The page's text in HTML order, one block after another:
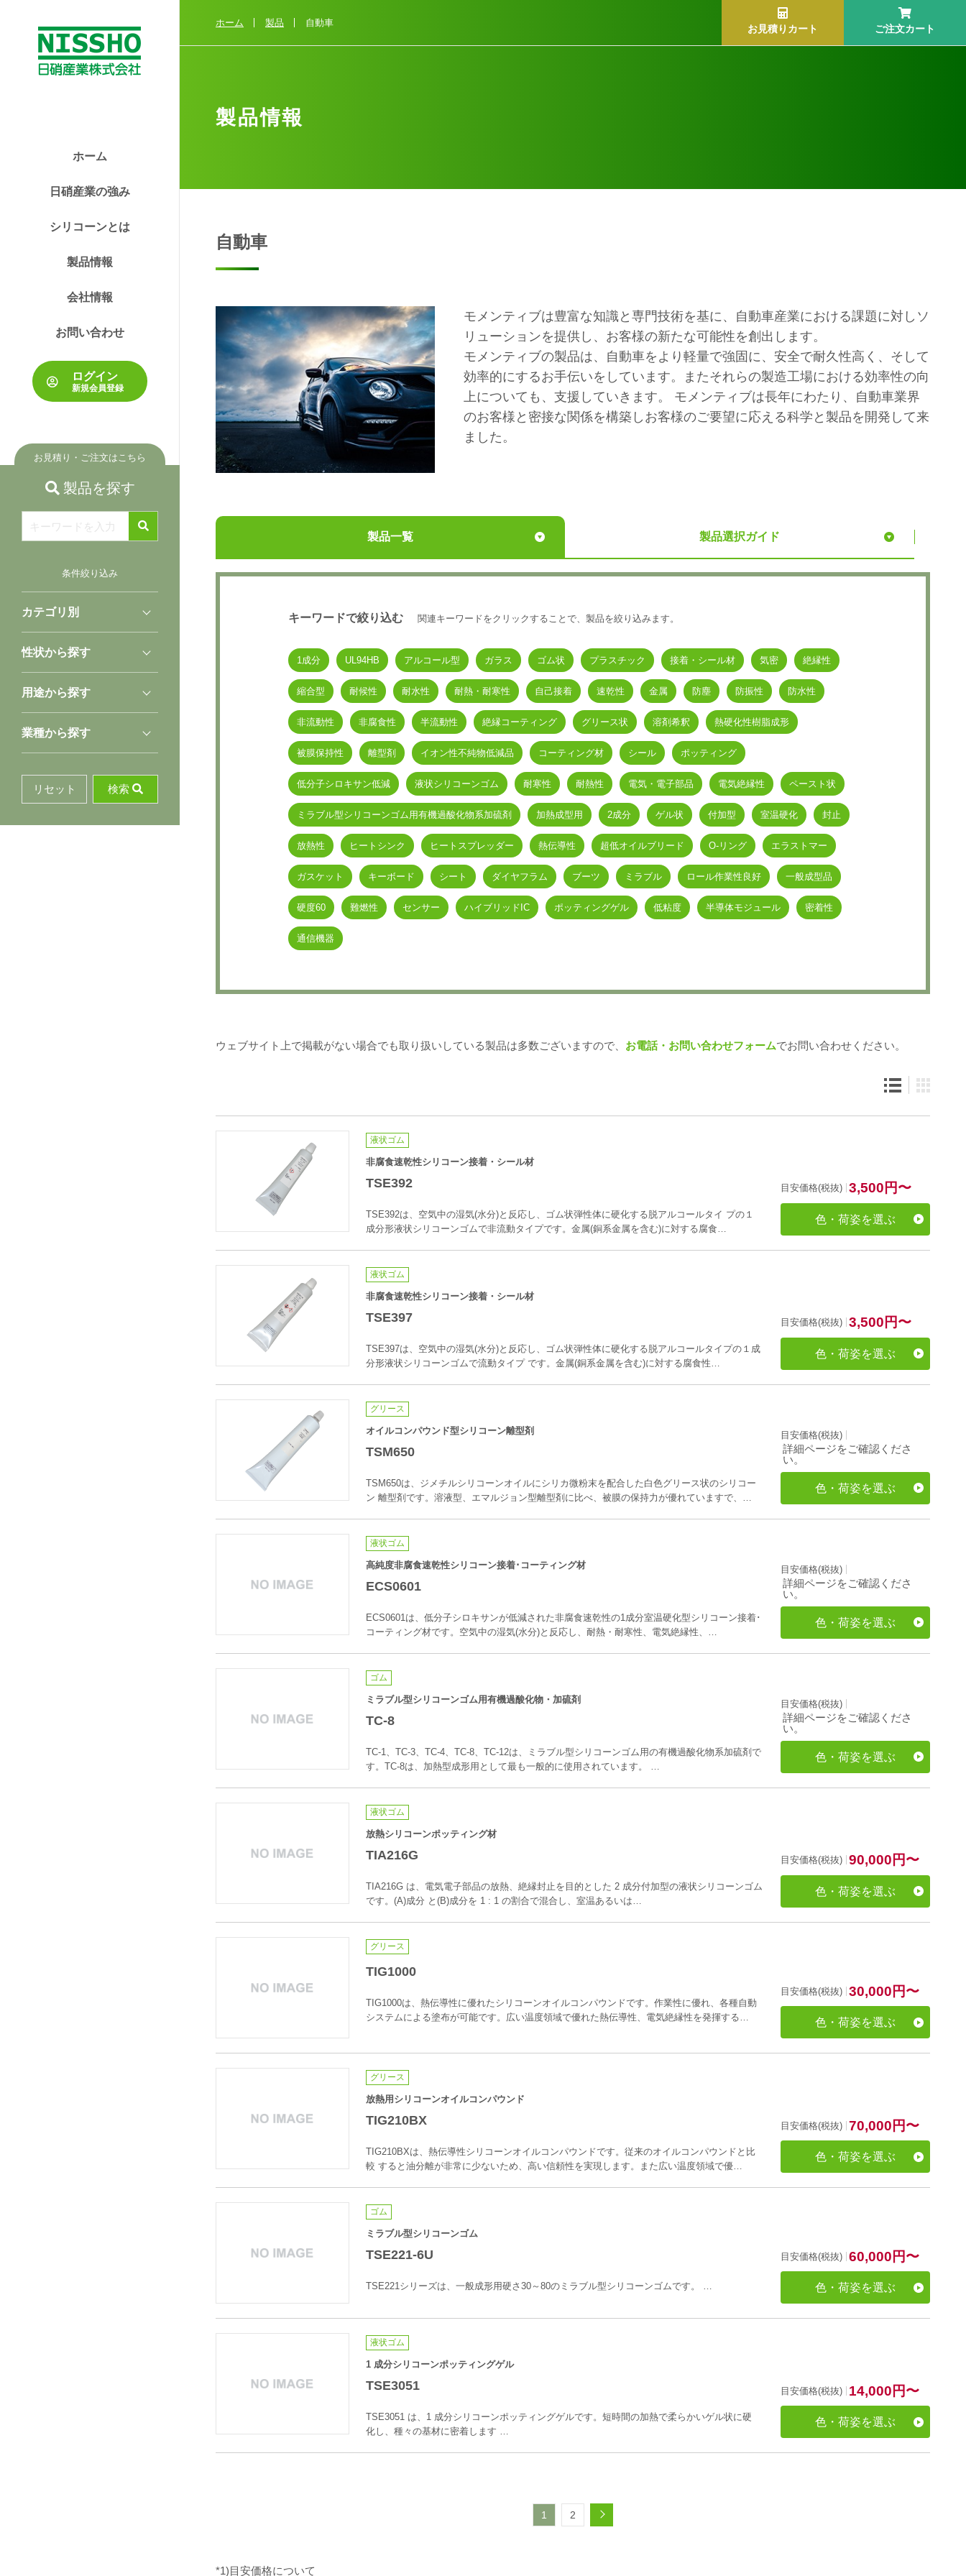
ホーム
日硝産業の強み
シリコーンとは
製品情報
会社情報
お問い合わせ
ログイン
新規会員登録
お見積り・ご注文はこちら
製品を探す
条件絞り込み
カテゴリ別
性状から探す
用途から探す
業種から探す
リセット 検索
ホーム 製品 自動車
製品情報
お見積りカート ご注文カート
自動車
モメンティブは豊富な知識と専門技術を基に、自動車産業における課題に対しソ
リューションを提供し、お客様の新たな可能性を創出します。
モメンティブの製品は、自動車をより軽量で強固に、安全で耐久性高く、そして
効率的にするお手伝いをしています。またそれらの製造工場における効率性の向
上についても、支援していきます。 モメンティブは長年にわたり、自動車業界
のお客様と密接な関係を構築しお客様のご要望に応える科学と製品を開発して来
ました。
製品一覧 製品選択ガイド
キーワードで絞り込む 関連キーワードをクリックすることで、製品を絞り込みます。
1成分 UL94HB アルコール型 ガラス ゴム状 プラスチック 接着・シール材 気密 絶縁性
縮合型 耐候性 耐水性 耐熱・耐寒性 自己接着 速乾性 金属 防塵 防振性 防水性
非流動性 非腐食性 半流動性 絶縁コーティング グリース状 溶剤希釈 熱硬化性樹脂成形
被膜保持性 離型剤 イオン性不純物低減品 コーティング材 シール ポッティング
低分子シロキサン低減 液状シリコーンゴム 耐寒性 耐熱性 電気・電子部品 電気絶縁性 ペースト状
ミラブル型シリコーンゴム用有機過酸化物系加硫剤 加熱成型用 2成分 ゲル状 付加型 室温硬化 封止
放熱性 ヒートシンク ヒートスプレッダー 熱伝導性 超低オイルブリード O-リング エラストマー
ガスケット キーボード シート ダイヤフラム ブーツ ミラブル ロール作業性良好 一般成型品
硬度60 難燃性 センサー ハイブリッドIC ポッティングゲル 低粘度 半導体モジュール 密着性
通信機器
ウェブサイト上で掲載がない場合でも取り扱いしている製品は多数ございますので、 お電話・お問い合わせフォームでお問い合わせください。
液状ゴム
非腐食速乾性シリコーン接着・シール材
TSE392
TSE392は、空気中の湿気(水分)と反応し、ゴム状弾性体に硬化する脱アルコールタイ プの１
成分形液状シリコーンゴムで非流動タイプです。金属(銅系金属を含む)に対する腐食…
目安価格(税抜) 3,500 円〜
色・荷姿を選ぶ
液状ゴム
非腐食速乾性シリコーン接着・シール材
TSE397
TSE397は、空気中の湿気(水分)と反応し、ゴム状弾性体に硬化する脱アルコールタイプの１成
分形液状シリコーンゴムで流動タイプ です。金属(銅系金属を含む)に対する腐食性…
目安価格(税抜) 3,500 円〜
色・荷姿を選ぶ
グリース
オイルコンパウンド型シリコーン離型剤
TSM650
TSM650は、ジメチルシリコーンオイルにシリカ微粉末を配合した白色グリース状のシリコー
ン 離型剤です。溶液型、エマルジョン型離型剤に比べ、被膜の保持力が優れていますで、…
目安価格(税抜)
詳細ページをご確認くださ
い。
色・荷姿を選ぶ
液状ゴム
高純度非腐食速乾性シリコーン接着･コーティング材
ECS0601
ECS0601は、低分子シロキサンが低減された非腐食速乾性の1成分室温硬化型シリコーン接着･
コーティング材です。空気中の湿気(水分)と反応し、耐熱・耐寒性、電気絶縁性、…
目安価格(税抜)
詳細ページをご確認くださ
い。
色・荷姿を選ぶ
ゴム
ミラブル型シリコーンゴム用有機過酸化物・加硫剤
TC-8
TC-1、TC-3、TC-4、TC-8、TC-12は、ミラブル型シリコーンゴム用の有機過酸化物系加硫剤で
す。TC-8は、加熱型成形用として最も一般的に使用されています。 …
目安価格(税抜)
詳細ページをご確認くださ
い。
色・荷姿を選ぶ
液状ゴム
放熱シリコーンポッティング材
TIA216G
TIA216G は、電気電子部品の放熱、絶縁封止を目的とした 2 成分付加型の液状シリコーンゴム
です。(A)成分 と(B)成分を 1 : 1 の割合で混合し、室温あるいは…
目安価格(税抜) 90,000 円〜
色・荷姿を選ぶ
グリース
TIG1000
TIG1000は、熱伝導性に優れたシリコーンオイルコンパウンドです。作業性に優れ、各種自動
システムによる塗布が可能です。広い温度領域で優れた熱伝導性、電気絶縁性を発揮する…
目安価格(税抜) 30,000 円〜
色・荷姿を選ぶ
グリース
放熱用シリコーンオイルコンパウンド
TIG210BX
TIG210BXは、熱伝導性シリコーンオイルコンパウンドです。従来のオイルコンパウンドと比
較 すると油分離が非常に少ないため、高い信頼性を実現します。また広い温度領域で優…
目安価格(税抜) 70,000 円〜
色・荷姿を選ぶ
ゴム
ミラブル型シリコーンゴム
TSE221-6U
TSE221シリーズは、一般成形用硬さ30～80のミラブル型シリコーンゴムです。 …
目安価格(税抜) 60,000 円〜
色・荷姿を選ぶ
液状ゴム
1 成分シリコーンポッティングゲル
TSE3051
TSE3051 は、1 成分シリコーンポッティングゲルです。短時間の加熱で柔らかいゲル状に硬
化し、種々の基材に密着します …
目安価格(税抜) 14,000 円〜
色・荷姿を選ぶ
1 2
*1)目安価格について